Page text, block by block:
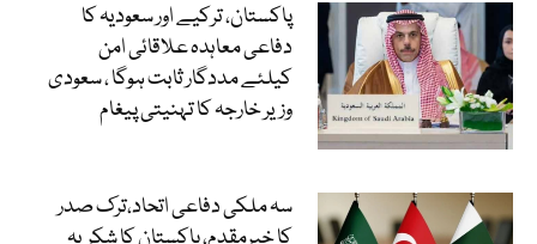
پاکستان، ترکیے اور سعودیہ کا
دفاعی معاہدہ علاقائی امن
کیلئے مددگار ثابت ہوگا ، سعودی
وزیر خارجہ کا تہنیتی پیغام
سہ ملکی دفاعی اتحاد،ترک صدر